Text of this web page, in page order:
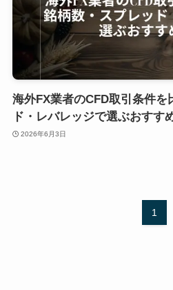
海外FX業者のCFD取引条件を
ド・レバレッジで選ぶおすす
2026年6月3日
1